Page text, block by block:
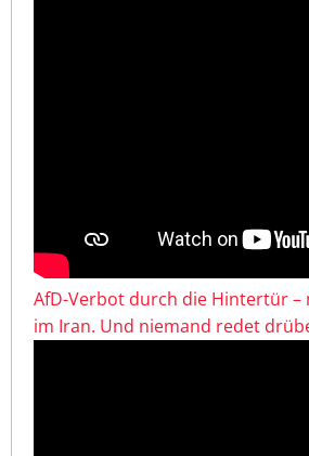
AfD-Verbot durch die Hintertür –
im Iran. Und niemand redet